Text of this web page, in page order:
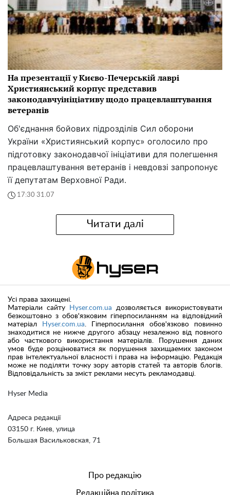
На презентації у Києво-Печерській лаврі
Християнський корпус представив
законодавчуініціативу щодо працевлаштування
ветеранів
Об'єднання бойових підрозділів Сил оборони
України «Християнський корпус» оголосило про
підготовку законодавчої ініціативи для полегшення
працевлаштування ветеранів і невдовзі запропонує
її депутатам Верховної Ради.
17:30 31.07
Читати далі
Hyser Media
Адреса редакції
03150 г. Киев, улица
Большая Васильковская, 71
Усі права захищені.
Матеріали сайту
Hyser.com.ua дозволяється використовувати
безкоштовно з обов'язковим гіперпосиланням на відповідний
матеріал
Hyser.com.ua. Гіперпосилання обов'язково повинно
знаходитися не нижче другого абзацу незалежно від повного
або часткового використання матеріалів. Порушення даних
умов буде розцінюватися як порушення захищаемих законом
прав інтелектуальної власності і права на інформацію. Редакція
може не поділяти точку зору авторів статей та авторів блогів.
Відповідальність за зміст реклами несуть рекламодавці.
Про редакцію
Редакційна політика